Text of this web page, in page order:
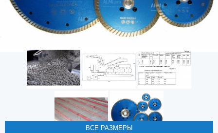
ВСЕ РАЗМЕРЫ
ВСЕ РАЗМЕРЫ
ВСЕ РАЗМЕРЫ
ВСЕ РАЗМЕРЫ
ВСЕ РАЗМЕРЫ